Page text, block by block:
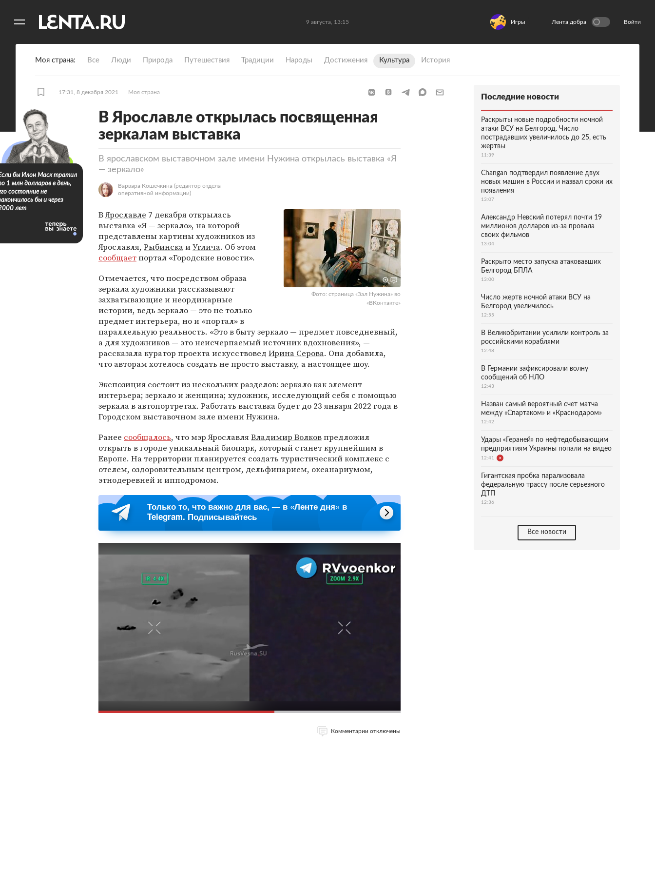
9 августа, 13:15 Игры Лента добра Войти
Моя страна Все Люди Природа Путешествия Традиции Народы Достижения Культура История
17:31, 8 декабря 2021 Моя страна
В Ярославле открылась посвященная
зеркалам выставка
В ярославском выставочном зале имени Нужина открылась выставка «Я
— зеркало»
Варвара Кошечкина (редактор отдела
оперативной информации)
Фото: страница «Зал Нужина» во
«ВКонтакте»
ВЯрославле 7 декабря открылась
выставка «Я — зеркало», на которой
представлены картины художников из
Ярославля, РыбинскаиУглича. Об этом
сообщаетпортал «Городские новости».
Отмечается, что посредством образа
зеркала художники рассказывают
захватывающие и неординарные
истории, ведь зеркало — это не только
предмет интерьера, но и «портал» в
параллельную реальность. «Это в быту зеркало — предмет повседневный,
а для художников — это неисчерпаемый источник вдохновения», —
рассказала куратор проекта искусствовед Ирина Серова. Она добавила,
что авторам хотелось создать не просто выставку, а настоящее шоу.
Экспозиция состоит из нескольких разделов: зеркало как элемент
интерьера; зеркало и женщина; художник, исследующий себя с помощью
зеркала в автопортретах. Работать выставка будет до 23 января 2022 года в
Городском выставочном зале имени Нужина.
Ранее сообщалось, что мэр ЯрославляВладимир Волковпредложил
открыть в городе уникальный биопарк, который станет крупнейшим в
Европе. На территории планируется создать туристический комплекс с
отелем, оздоровительным центром, дельфинарием, океанариумом,
этнодеревней и ипподромом.
Только то, что важно для вас, — в «Ленте дня» в
Telegram. Подписывайтесь
Комментарии отключены
бы Илон Маск тратил
1 млн долларов в день,
состояние не
бы и через
лет
Последние новости
Раскрыты новые подробности ночной
атаки ВСУ на Белгород. Число
пострадавших увеличилось до 25, есть
жертвы
11:39
Changan подтвердил появление двух
новых машин в России и назвал сроки их
появления
13:07
Александр Невский потерял почти 19
миллионов долларов из-за провала
своих фильмов
13:04
Раскрыто место запуска атаковавших
Белгород БПЛА
13:00
Число жертв ночной атаки ВСУ на
Белгород увеличилось
12:55
В Великобритании усилили контроль за
российскими кораблями
12:48
В Германии зафиксировали волну
сообщений об НЛО
12:43
Назван самый вероятный счет матча
между «Спартаком» и «Краснодаром»
12:42
Удары «Гераней» по нефтедобывающим
предприятиям Украины попали на видео
12:41
Гигантская пробка парализовала
федеральную трассу после серьезного
ДТП
12:36
Все новости